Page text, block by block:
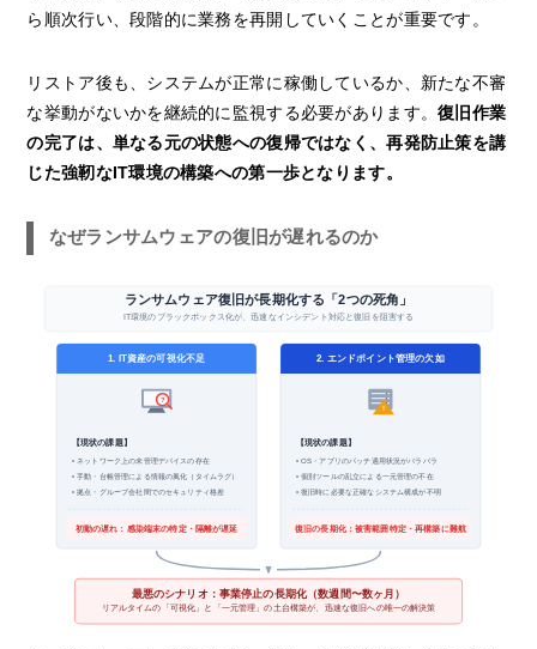
ら順次行い、段階的に業務を再開していくことが重要です。
リストア後も、システムが正常に稼働しているか、新たな不審
な挙動がないかを継続的に監視する必要があります。復旧作業
の完了は、単なる元の状態への復帰ではなく、再発防止策を講
じた強靭なIT環境の構築への第一歩となります。
なぜランサムウェアの復旧が遅れるのか
ランサムウェア復旧が長期化する「2つの死角」
IT環境のブラックボックス化が、迅速なインシデント対応と復旧を阻害する
1. IT資産の可視化不足
?
【現状の課題】
• ネットワーク上の未管理デバイスの存在
• 手動・台帳管理による情報の風化（タイムラグ）
• 拠点・グループ会社間でのセキュリティ格差
初動の遅れ：感染端末の特定・隔離が遅延
2. エンドポイント管理の欠如
!
【現状の課題】
• OS・アプリのパッチ適用状況がバラバラ
• 個別ツールの乱立による一元管理の不在
• 復旧時に必要な正確なシステム構成が不明
復旧の長期化：被害範囲特定・再構築に難航
最悪のシナリオ：事業停止の長期化（数週間〜数ヶ月）
リアルタイムの「可視化」と「一元管理」の土台構築が、迅速な復旧への唯一の解決策